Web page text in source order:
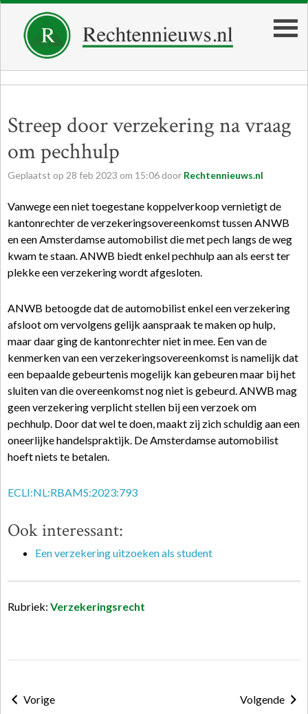
Streep door verzekering na vraag
om pechhulp
Geplaatst op 28 feb 2023 om 15:06 door Rechtennieuws.nl
Vanwege een niet toegestane koppelverkoop vernietigt de
kantonrechter de verzekeringsovereenkomst tussen ANWB
en een Amsterdamse automobilist die met pech langs de weg
kwam te staan. ANWB biedt enkel pechhulp aan als eerst ter
plekke een verzekering wordt afgesloten.
ANWB betoogde dat de automobilist enkel een verzekering
afsloot om vervolgens gelijk aanspraak te maken op hulp,
maar daar ging de kantonrechter niet in mee. Een van de
kenmerken van een verzekeringsovereenkomst is namelijk dat
een bepaalde gebeurtenis mogelijk kan gebeuren maar bij het
sluiten van die overeenkomst nog niet is gebeurd. ANWB mag
geen verzekering verplicht stellen bij een verzoek om
pechhulp. Door dat wel te doen, maakt zij zich schuldig aan een
oneerlijke handelspraktijk. De Amsterdamse automobilist
hoeft niets te betalen.
ECLI:NL:RBAMS:2023:793
Ook interessant:
Een verzekering uitzoeken als student
Rubriek: Verzekeringsrecht
Vorige
Volgende